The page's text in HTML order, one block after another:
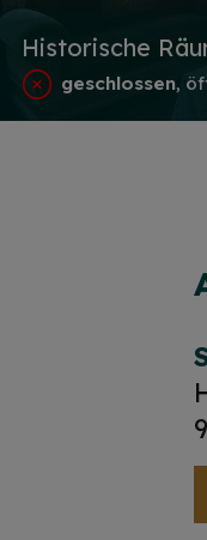
Historische
geschlossen,